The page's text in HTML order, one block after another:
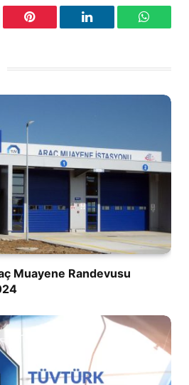
Pinterest LinkedIn
Muayene Randevusu